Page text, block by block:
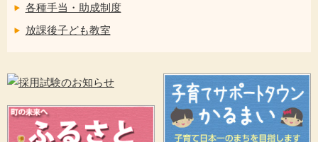
各種手当・助成制度
放課後子ども教室